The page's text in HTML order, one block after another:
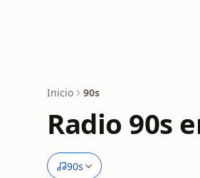
Inicio 90s
Radio 90s
90s